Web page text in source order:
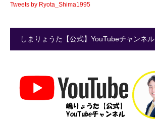
Tweets by Ryota_Shima1995
しまりょうた【公式】YouTubeチャンネル